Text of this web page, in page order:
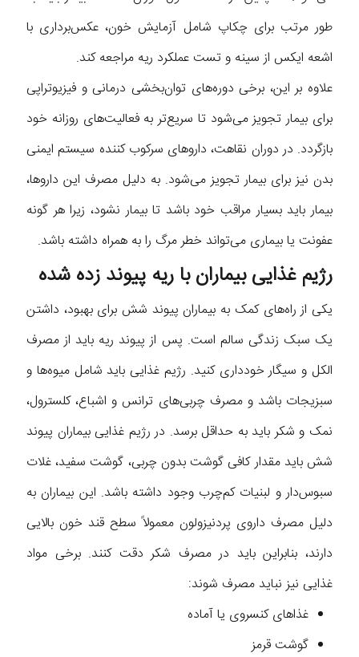
طور مرتب برای چکاپ شامل آزمایش خون، عکس‌برداری با
اشعه ایکس از سینه و تست عملکرد ریه مراجعه کند.
علاوه بر این، برخی دوره‌های توان‌بخشی درمانی و فیزیوتراپی
برای بیمار تجویز می‌شود تا سریع‌تر به فعالیت‌های روزانه خود
بازگردد. در دوران نقاهت، داروهای سرکوب کننده سیستم ایمنی
بدن نیز برای بیمار تجویز می‌شود. به دلیل مصرف این داروها،
بیمار باید بسیار مراقب خود باشد تا بیمار نشود، زیرا هر گونه
عفونت یا بیماری می‌تواند خطر مرگ را به همراه داشته باشد.
رژیم غذایی بیماران با ریه پیوند زده شده
یکی از راه‌های کمک به بیماران پیوند شش برای بهبود، داشتن
یک سبک زندگی سالم است. پس از پیوند ریه باید از مصرف
الکل و سیگار خودداری کنید. رژیم غذایی باید شامل میوه‌ها و
سبزیجات باشد و مصرف چربی‌های ترانس و اشباع، کلسترول،
نمک و شکر باید به حداقل برسد. در رژیم غذایی بیماران پیوند
شش باید مقدار کافی گوشت بدون چربی، گوشت سفید، غلات
سبوس‌دار و لبنیات کم‌چرب وجود داشته باشد. این بیماران به
دلیل مصرف داروی پردنیزولون معمولاً سطح قند خون بالایی
دارند، بنابراین باید در مصرف شکر دقت کنند. برخی مواد
غذایی نیز نباید مصرف شوند:
غذاهای کنسروی یا آماده
گوشت قرمز